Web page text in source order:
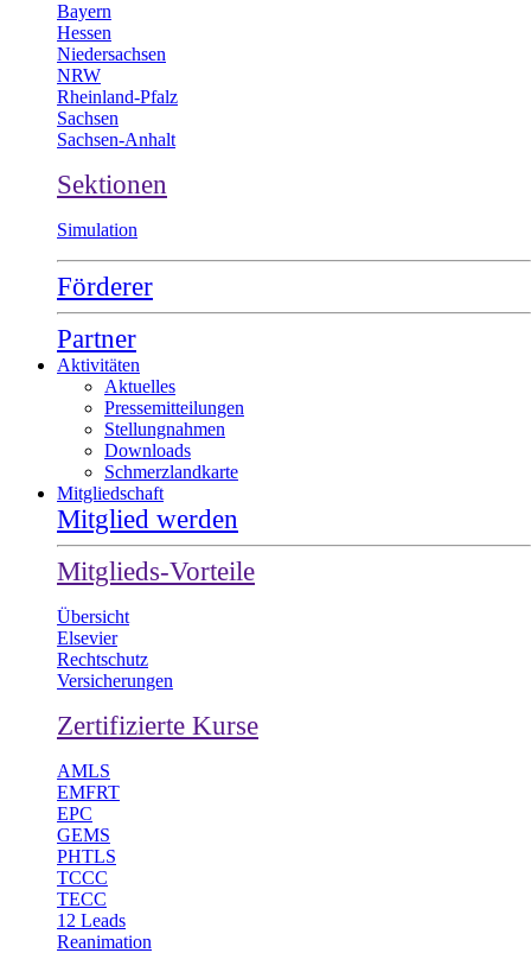
Bayern
Hessen
Niedersachsen
NRW
Rheinland-Pfalz
Sachsen
Sachsen-Anhalt
Sektionen
Simulation
Förderer
Partner
Aktivitäten
Aktuelles
Pressemitteilungen
Stellungnahmen
Downloads
Schmerzlandkarte
Mitgliedschaft
Mitglied werden
Mitglieds-Vorteile
Übersicht
Elsevier
Rechtschutz
Versicherungen
Zertifizierte Kurse
AMLS
EMFRT
EPC
GEMS
PHTLS
TCCC
TECC
12 Leads
Reanimation